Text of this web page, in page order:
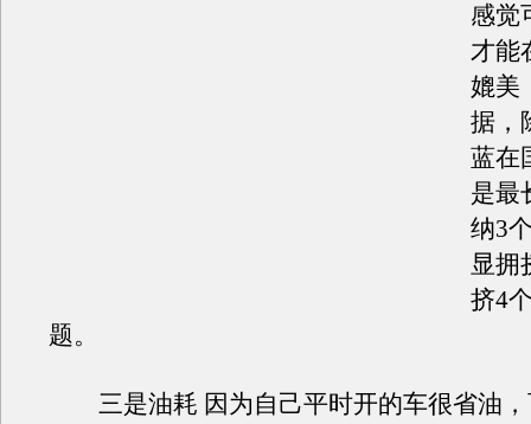
感觉
才能
媲美
据，
蓝在
是最
纳3
显拥
挤4
题。
三是油耗 因为自己平时开的车很省油，